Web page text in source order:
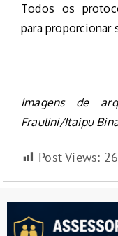
Todos os
para proporcionar
Imagens de
Fraulini/Itaipu
Post Views: